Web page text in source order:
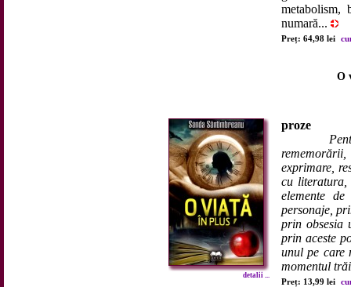
metabolism,
numară...
Preț: 64,98 lei
O
detalii ...
proze
exprimare,
cu
elemente
personaje,
prin obsesia
prin aceste
unul pe care
momentul
Preț: 13,99 lei